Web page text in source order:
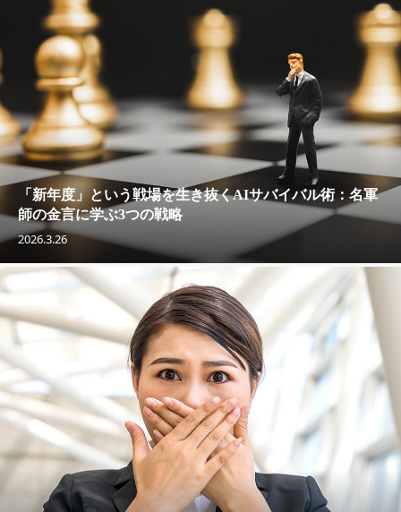
「新年度」という戦場を生き抜くAIサバイバル術：名軍
師の金言に学ぶ3つの戦略
2026.3.26